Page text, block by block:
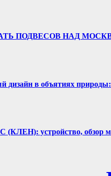
ПОДВЕСОВ НАД
дизайн в объятиях
устройство, обзор